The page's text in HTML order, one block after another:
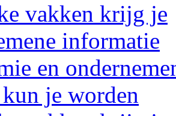
vakken krijg je
informatie
en
je worden